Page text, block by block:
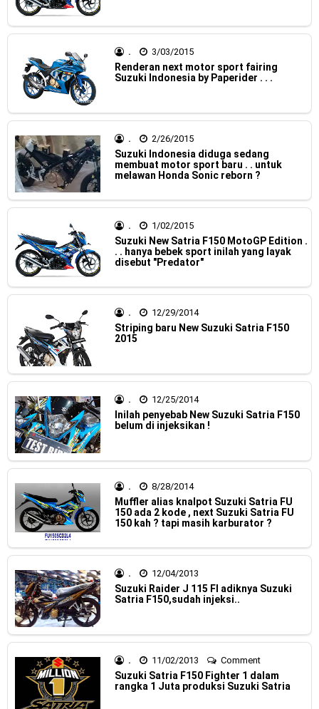
Jelajah Petualangan Tanpa Batas
Yamalube Power XP Matic resmi dirilis untuk skutik Blue
Core 125cc dengan mobilitas tinggi
Yamaha Indonesia Rilis Warna Baru Fazzio Hybrid yang lebih
Eye Catchy & Kece Abis
Sudah pakai diskbrake belakang ! Yamaha Indonesia Resmi
perkenalkan Aerox Alpha 155 Turbo !
tinggal menunggu waktu ?
Honda Indonesia resmi jual New CBR 1000RR-R Fireblade
Dukung MotoGP Mandalika 2024, AHM serahkan 10 unit
Sudah pakai winglet Karbon, Yamaha resmi merilis YZF-R1
dan YZF-R1M model 2025 !
Edition 2025
Berkenalan dengan KTM 990 RC R, jagoan baru dari KTM !
Penampakan tim Red Bull KTM Factory Racing musim 2024 !
MotoGP : Francesco Bagnaia Juara Dunia MotoGP musim
2023 !
Honda Rilis CBR1000RR-R 2023 Anniversary Edition !
MotoGP Amerika : Alex Rins berhasil juara pertama dan
. 3/03/2015
Renderan next motor sport fairing
Suzuki Indonesia by Paperider . . .
. 2/26/2015
Suzuki Indonesia diduga sedang
membuat motor sport baru . . untuk
melawan Honda Sonic reborn ?
. 1/02/2015
Suzuki New Satria F150 MotoGP Edition .
. . hanya bebek sport inilah yang layak
disebut "Predator"
. 12/29/2014
Striping baru New Suzuki Satria F150
2015
. 12/25/2014
Inilah penyebab New Suzuki Satria F150
belum di injeksikan !
. 8/28/2014
Muffler alias knalpot Suzuki Satria FU
150 ada 2 kode , next Suzuki Satria FU
150 kah ? tapi masih karburator ?
. 12/04/2013
Suzuki Raider J 115 FI adiknya Suzuki
Satria F150,sudah injeksi..
. 11/02/2013 Comment
Suzuki Satria F150 Fighter 1 dalam
rangka 1 Juta produksi Suzuki Satria